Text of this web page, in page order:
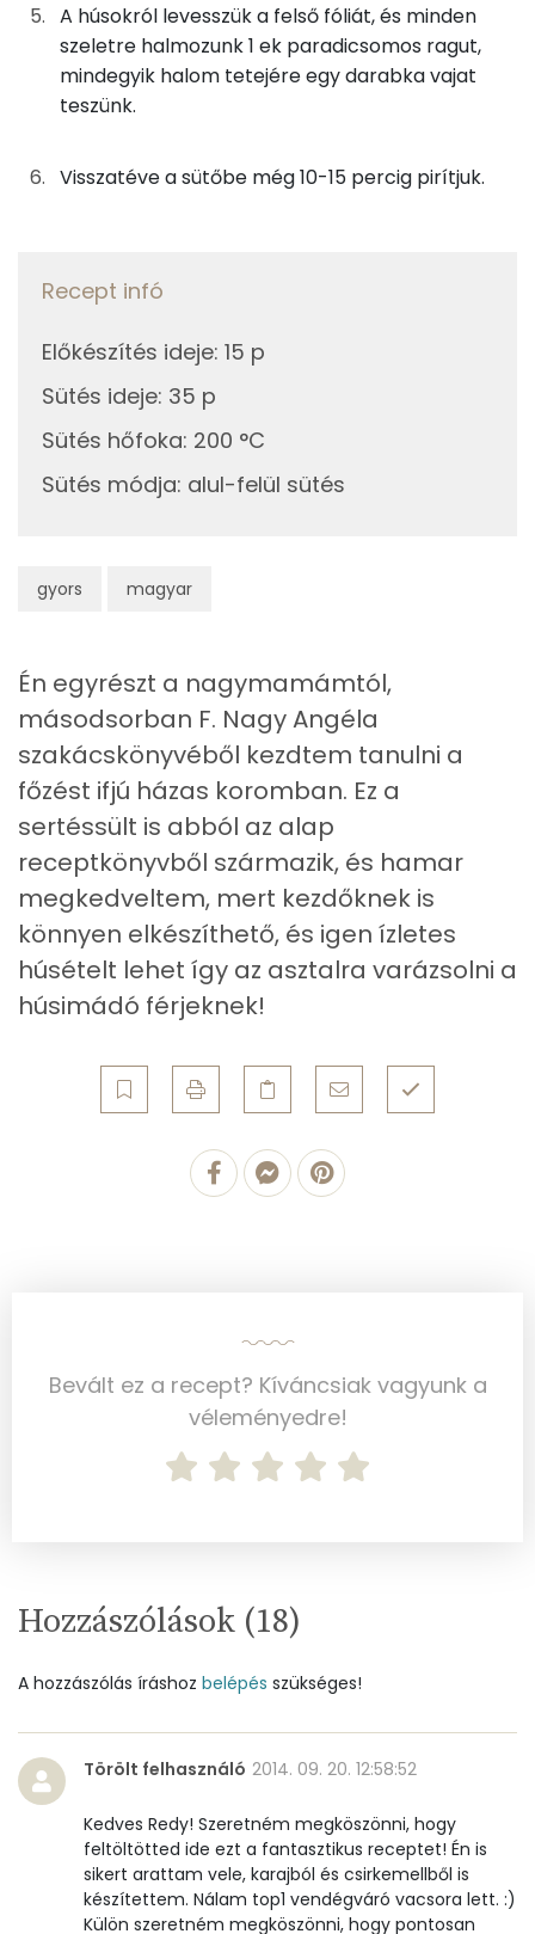
gyors magyar
2gnapraforgó olaj
18 kcal
0gsó
Összesen
Szelén
TOP vitaminok
Niacin - B3 vitamin:
Likopin
E vitamin:
Összesen
Összesen
Egyszeresen telítetlen zsírsav:
Többszörösen telítetlen zsírsav
6 g
Koleszterin
Ásványi anyagok
Összesen
1111.4 g
Cink
Szelén
58 mg
Kálcium
185 mg
Réz
0 mg
Cukor
Élelmi rost
Víz
Vitaminok
A húsokról levesszük a felső fóliát, és minden
szeletre halmozunk 1 ek paradicsomos ragut,
mindegyik halom tetejére egy darabka vajat
teszünk.
Visszatéve a sütőbe még 10-15 percig pirítjuk.
Recept infó
Előkészítés ideje: 15 p
Sütés ideje: 35 p
Sütés hőfoka: 200 °C
Sütés módja: alul-felül sütés
Én egyrészt a nagymamámtól,
másodsorban F. Nagy Angéla
szakácskönyvéből kezdtem tanulni a
főzést ifjú házas koromban. Ez a
sertéssült is abból az alap
receptkönyvből származik, és hamar
megkedveltem, mert kezdőknek is
könnyen elkészíthető, és igen ízletes
húsételt lehet így az asztalra varázsolni a
húsimádó férjeknek!
Bevált ez a recept? Kíváncsiak vagyunk a
véleményedre!
Hozzászólások (18)
A hozzászólás íráshoz belépés szükséges!
Törölt felhasználó 2014. 09. 20. 12:58:52
Kedves Redy! Szeretném megköszönni, hogy
feltöltötted ide ezt a fantasztikus receptet! Én is
sikert arattam vele, karajból és csirkemellből is
készítettem. Nálam top1 vendégváró vacsora lett. :)
Külön szeretném megköszönni, hogy pontosan